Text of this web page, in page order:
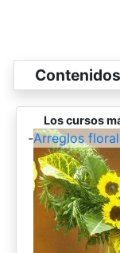
Los cursos
-Arreglos